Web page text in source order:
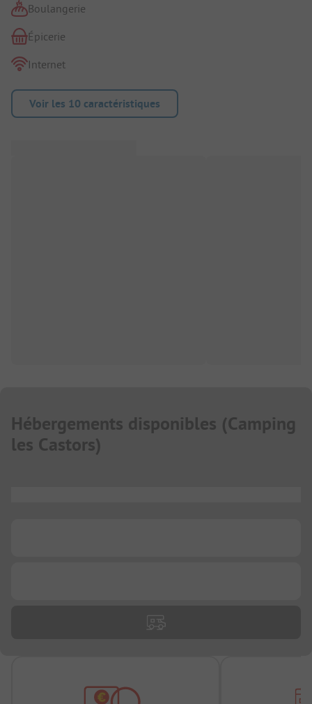
Boulangerie
Épicerie
Internet
Voir les 10 caractéristiques
Hébergements disponibles (Camping
les Castors)